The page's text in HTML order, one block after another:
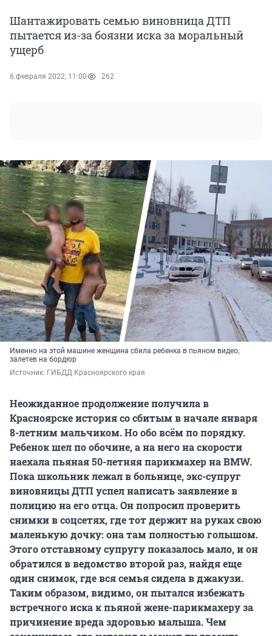
Шантажировать семью виновница ДТП
пытается из-за боязни иска за моральный
ущерб
6 февраля 2022, 11:00 262
Именно на этой машине женщина сбила ребенка в пьяном видео,
залетев на бордюр
Источник: ГИБДД Красноярского края
Неожиданное продолжение получила в
Красноярске история со сбитым в начале января
8-летним мальчиком. Но обо всём по порядку.
Ребенок шел по обочине, а на него на скорости
наехала пьяная 50-летняя парикмахер на BMW.
Пока школьник лежал в больнице, экс-супруг
виновницы ДТП успел написать заявление в
полицию на его отца. Он попросил проверить
снимки в соцсетях, где тот держит на руках свою
маленькую дочку: она там полностью голышом.
Этого отставному супругу показалось мало, и он
обратился в ведомство второй раз, найдя еще
один снимок, где вся семья сидела в джакузи.
Таким образом, видимо, он пытался избежать
встречного иска к пьяной жене-парикмахеру за
причинение вреда здоровью малыша. Чем